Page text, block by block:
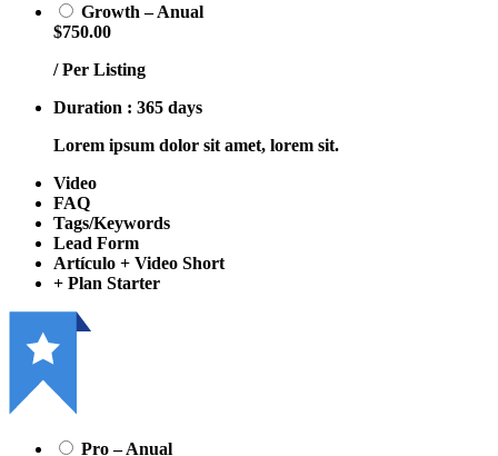
Growth – Anual
$750.00
/ Per Listing
Duration : 365 days
Lorem ipsum dolor sit amet, lorem sit.
Video
FAQ
Tags/Keywords
Lead Form
Artículo + Video Short
+ Plan Starter
Pro – Anual